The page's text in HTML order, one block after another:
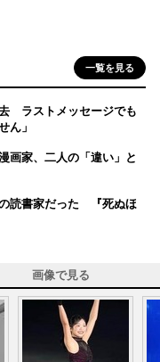
一覧を見る
ラストメッセージでも
ん」
画家、二人の「違い」と
読書家だった 『死ぬほ
画像で見る